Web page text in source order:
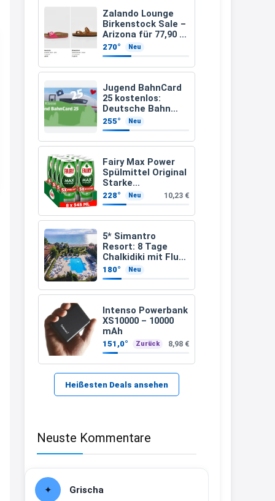
Zalando Lounge
Birkenstock Sale –
Arizona für 77,90 €
statt 120 €
270° Neu
Jugend BahnCard
25 kostenlos:
Deutsche Bahn
verschenkt
BahnCard an
Kinder und
Jugendliche
255° Neu
Fairy Max Power
Spülmittel Original
Starke
Fettlösekraft
(8x545ml)
228° Neu 10,23 €
5* Simantro
Resort: 8 Tage
Chalkidiki mit Flug
& Frühstück für
389 €
180° Neu
Intenso Powerbank
XS10000 – 10000
mAh
151,0° Zurück 8,98 €
Heißesten Deals ansehen
Neuste Kommentare
Grischa
müsste schon stornieren und
nochmal bestellen, da man
Rabattcodes oder auch
Warenkorb oder an der Kasse
VOR dem Kauf einlösen kann.
17:06
↩
Och siche den Gutschein
fürmeggelebaguetts
Kerstin
Meggle bagett Gutschein code
21:37
↩
Kerstin
Bei EDEKA
↩
29.07www.haribo.com/de-
↩